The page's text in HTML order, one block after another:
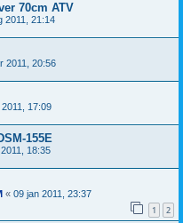
70cm ATV
2011, 21:14
2011, 20:56
17:09
155E
18:35
« 09 jan 2011, 23:37
1 2